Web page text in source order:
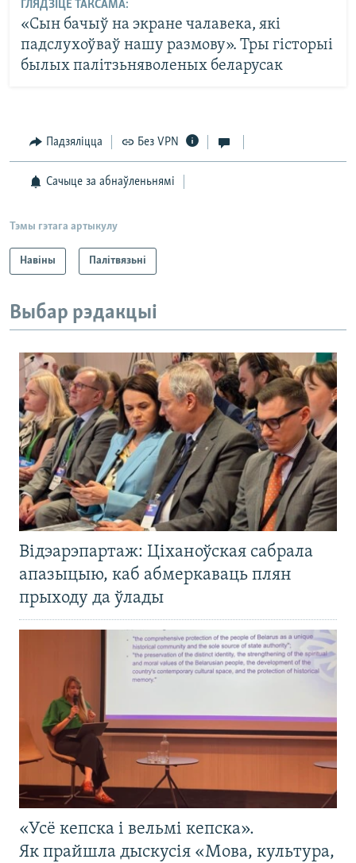
ГЛЯДЗІЦЕ ТАКСАМА:
«Сын бачыў на экране чалавека, які
падслухоўваў нашу размову». Тры гісторыі
былых палітзьняволеных беларусак
Падзяліцца Без VPN
Сачыце за абнаўленьнямі
Тэмы гэтага артыкулу
Навіны Палітвязьні
Выбар рэдакцыі
Відэарэпартаж: Ціханоўская сабрала
апазыцыю, каб абмеркаваць плян
прыходу да ўлады
«Усё кепска і вельмі кепска».
Як прайшла дыскусія «Мова, культура,